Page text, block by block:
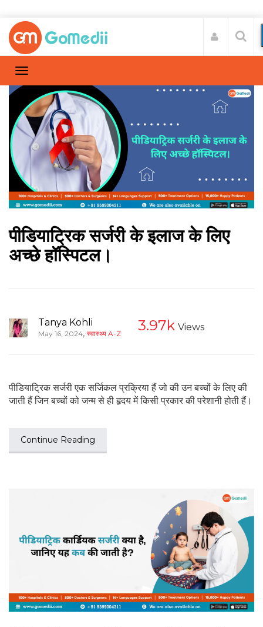
पीडियाट्रिक सर्जरी के इलाज के लिए
अच्छे हॉस्पिटल।
Tanya Kohli
May 16, 2024, स्वास्थ्य A-Z 3.97k Views
पीडियाट्रिक सर्जरी एक सर्जिकल प्रक्रिया हैं जो की उन बच्चों के लिए की
जाती हैं जिन बच्चों को जन्म से ही हृदय में किसी प्रकार की परेशानी होती हैं।
Continue Reading